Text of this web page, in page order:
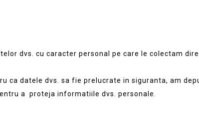
dvs. cu caracter personal pe care le colectam
ca datele dvs. sa fie prelucrate in siguranta, am
a proteja informatiile dvs. personale.